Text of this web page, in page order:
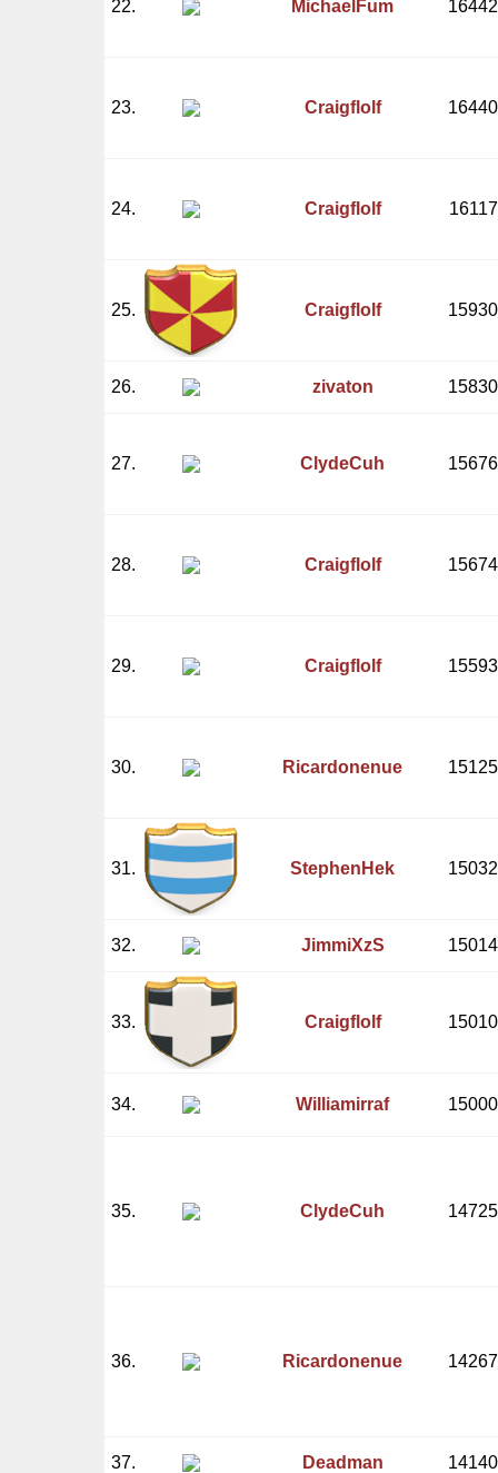
22. MichaelFum 16442
23. Craigflolf 16440
24. Craigflolf 16117
25. Craigflolf 15930
26. zivaton 15830
27. ClydeCuh 15676
28. Craigflolf 15674
29. Craigflolf 15593
30. Ricardonenue 15125
31. StephenHek 15032
32. JimmiXzS 15014
33. Craigflolf 15010
34. Williamirraf 15000
35. ClydeCuh 14725
36. Ricardonenue 14267
37. Deadman 14140